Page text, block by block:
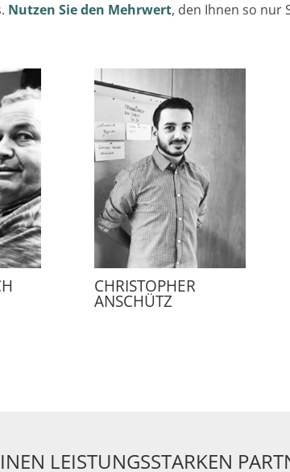
Nutzen Sie den Mehrwert, den Ihnen so nur
CHRISTOPHER
ANSCHÜTZ
LEISTUNGSSTARKEN